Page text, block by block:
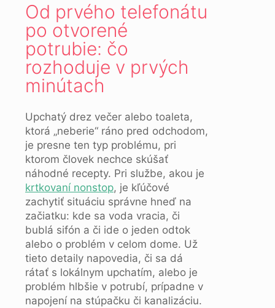
Od prvého telefonátu
po otvorené
potrubie: čo
rozhoduje v prvých
minútach
Upchatý drez večer alebo toaleta,
ktorá „neberie“ ráno pred odchodom,
je presne ten typ problému, pri
ktorom človek nechce skúšať
náhodné recepty. Pri službe, akou je
krtkovaní nonstop, je kľúčové
zachytiť situáciu správne hneď na
začiatku: kde sa voda vracia, či
bublá sifón a či ide o jeden odtok
alebo o problém v celom dome. Už
tieto detaily napovedia, či sa dá
rátať s lokálnym upchatím, alebo je
problém hlbšie v potrubí, prípadne v
napojení na stúpačku či kanalizáciu.